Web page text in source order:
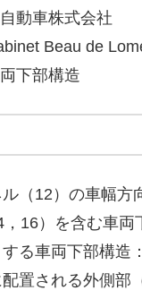
動車株式会社
Beau de
下部構造
（12）の車幅方
16）を含む車
る車両下部構造：
置される外側部